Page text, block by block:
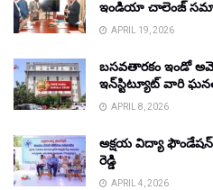
ఇండియా చాలెంజ్
APRIL 19, 2026
బసవతారకం ఇండో
ఇన్‌స్టిట్యూట్ వారి
APRIL 8, 2026
అక్షయ విద్యా ఫౌండేషన్
రెడ్డి
APRIL 4, 2026